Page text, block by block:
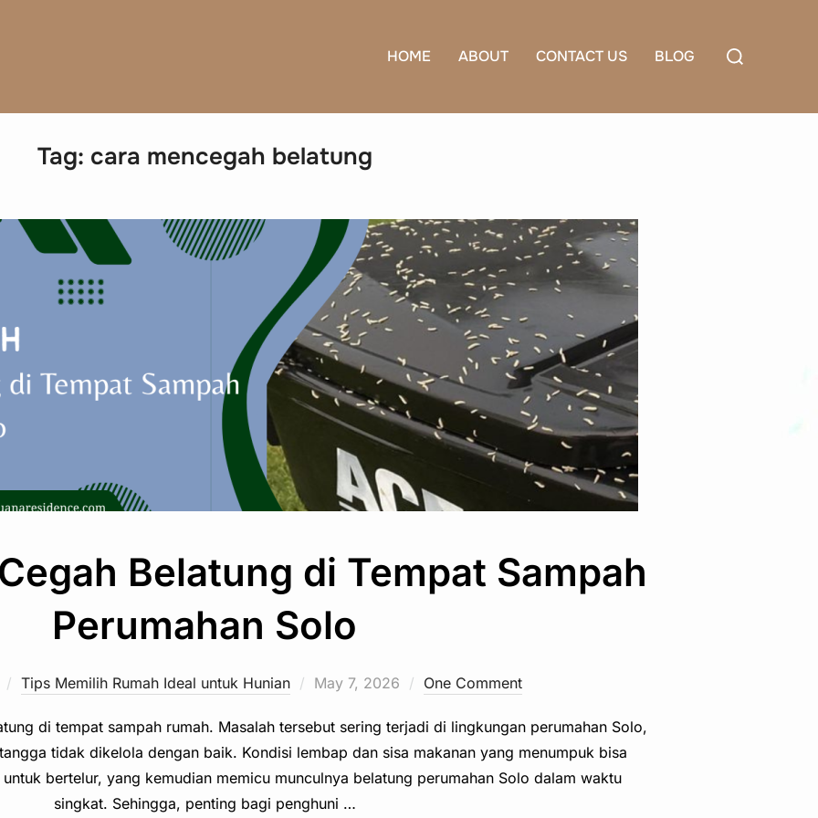
HOME ABOUT CONTACT US BLOG
Search
Tag: cara mencegah belatung
Belatung di Tempat Sampah
Perumahan Solo
Tips Memilih Rumah Ideal untuk Hunian
Posted
May 7, 2026 One Comment
di tempat sampah rumah. Masalah tersebut sering terjadi di lingkungan perumahan Solo,
tidak dikelola dengan baik. Kondisi lembap dan sisa makanan yang menumpuk bisa
bertelur, yang kemudian memicu munculnya belatung perumahan Solo dalam waktu
singkat. Sehingga, penting bagi penghuni …